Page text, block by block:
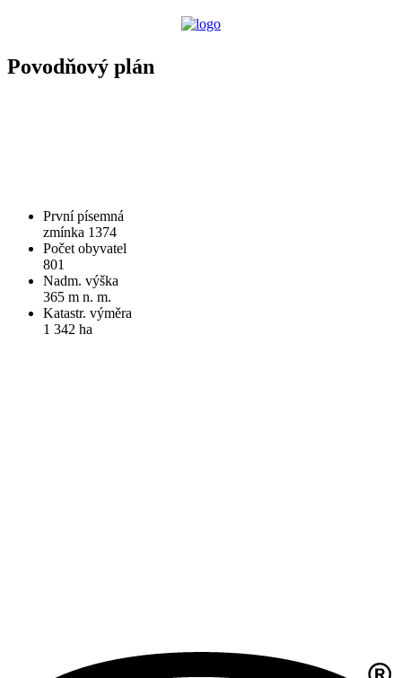
Povodňový plán
První písemná
zmínka 1374
Počet obyvatel
801
Nadm. výška
365 m n. m.
Katastr. výměra
1 342 ha